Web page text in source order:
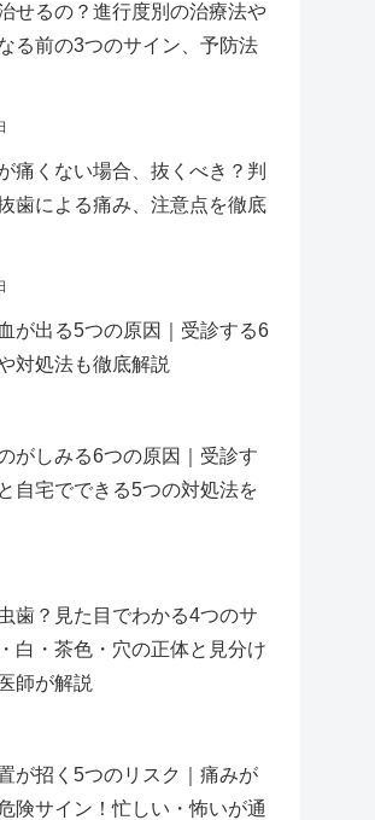
せるの？進行度別の治療法や
る前の3つのサイン、予防法
痛くない場合、抜くべき？判
歯による痛み、注意点を徹底
が出る5つの原因｜受診する6
対処法も徹底解説
がしみる6つの原因｜受診す
自宅でできる5つの対処法を
歯？見た目でわかる4つのサ
白・茶色・穴の正体と見分け
師が解説
が招く5つのリスク｜痛みが
険サイン！忙しい・怖いが通